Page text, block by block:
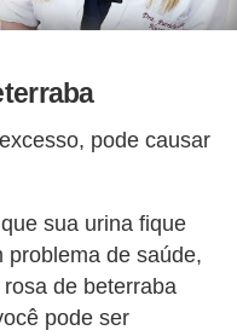
pode causar
sua urina fique
problema de saúde,
de beterraba
pode ser